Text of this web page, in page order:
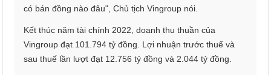
có bán đồng nào đâu", Chủ tịch Vingroup nói.
Kết thúc năm tài chính 2022, doanh thu thuần của
Vingroup đạt 101.794 tỷ đồng. Lợi nhuận trước thuế và
sau thuế lần lượt đạt 12.756 tỷ đồng và 2.044 tỷ đồng.